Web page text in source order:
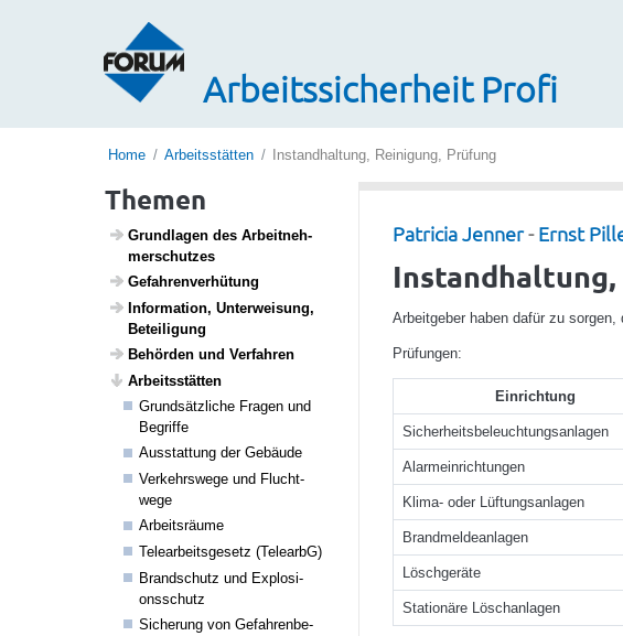
Arbeitssicherheit Profi
Home Arbeitsstätten Instandhaltung, Reinigung, Prüfung
Themen
Grund­lagen des Arbeit­neh­
mer­schutzes
Gefah­ren­ver­hü­tung
Infor­ma­tion, Unter­wei­sung,
Betei­li­gung
Behörden und Verfahren
Arbeits­s­tätten
Grund­sätz­liche Fragen und
Begriffe
Ausstat­tung der Gebäude
Verkehrs­wege und Flucht­
wege
Arbeits­räume
Telea­r­beits­ge­setz (TelearbG)
Brand­schutz und Explo­si­
ons­schutz
Siche­rung von Gefah­ren­be­
Patricia Jenner-Ernst
Arbeitgeber haben dafür zu
Prüfungen:
Einrichtung
Sicherheitsbeleuchtungsanlagen
Alarmeinrichtungen
Klima- oder Lüftungsanlagen
Brandmeldeanlagen
Löschgeräte
Stationäre Löschanlagen